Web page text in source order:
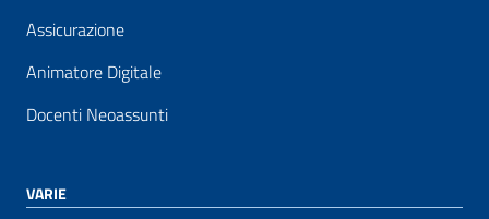
Assicurazione
Animatore Digitale
Docenti Neoassunti
VARIE